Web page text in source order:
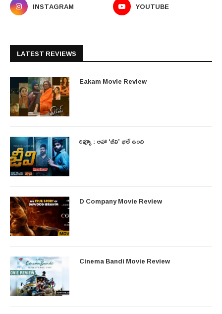
INSTAGRAM
YOUTUBE
LATEST REVIEWS
Eakam Movie Review
రివ్యూ : ఆహా ‘జీవి’ భలే ఉంది
D Company Movie Review
Cinema Bandi Movie Review